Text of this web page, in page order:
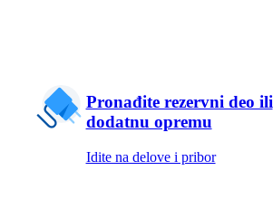
Pronađite rezervni deo ili
dodatnu opremu
Idite na delove i pribor